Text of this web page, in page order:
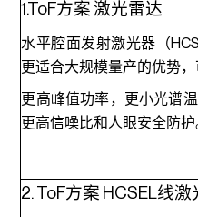
1.ToF方案 激光雷达
水平腔面发射激光器（
更适合大规模量产的优势
更高峰值功率，更小光谱
更高信噪比和人眼安全防护
2. ToF方案 HCSEL线激